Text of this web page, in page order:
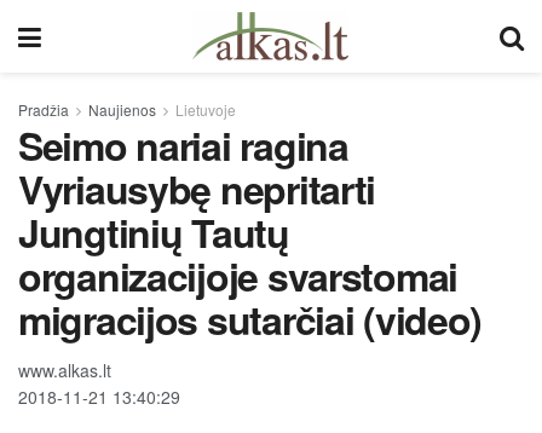
Pradžia Naujienos Lietuvoje
Seimo nariai ragina
Vyriausybę nepritarti
Jungtinių Tautų
organizacijoje svarstomai
migracijos sutarčiai (video)
www.alkas.lt
2018-11-21 13:40:29